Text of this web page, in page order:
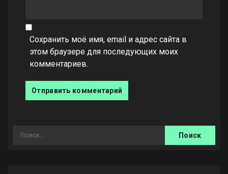
Сохранить моё имя, email и адрес сайта в
этом браузере для последующих моих
комментариев.
Найти: